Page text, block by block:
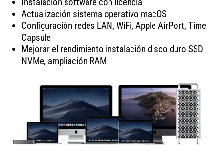
Actualización sistema operativo macOS
Configuración redes LAN, WiFi, Apple AirPort, Time
Capsule
Mejorar el rendimiento instalación disco duro SSD
NVMe, ampliación RAM